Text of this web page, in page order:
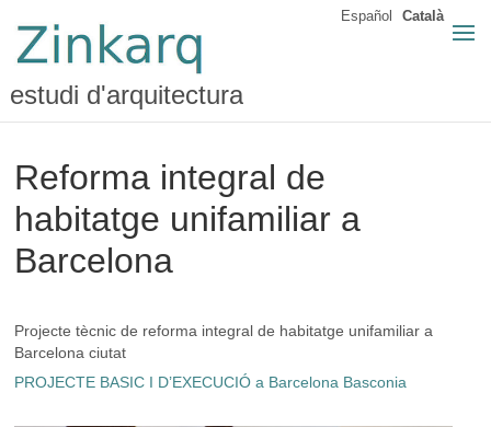
Español Català
estudi d'arquitectura
Reforma integral de
habitatge unifamiliar a
Barcelona
Projecte tècnic de reforma integral de habitatge unifamiliar a
Barcelona ciutat
PROJECTE BASIC I D’EXECUCIÓ a Barcelona Basconia